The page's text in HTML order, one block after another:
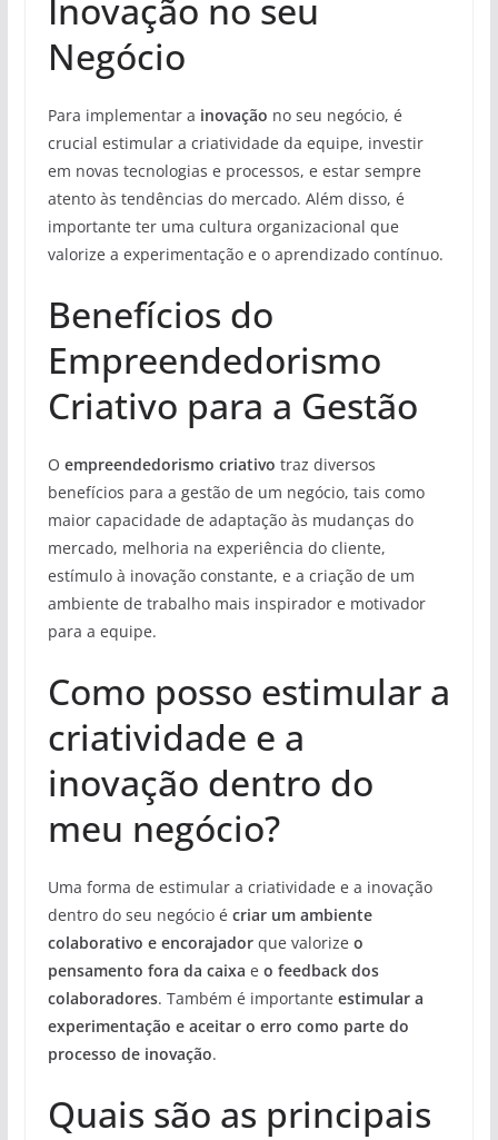
Inovação no seu
Negócio
Para implementar a inovação no seu negócio, é
crucial estimular a criatividade da equipe, investir
em novas tecnologias e processos, e estar sempre
atento às tendências do mercado. Além disso, é
importante ter uma cultura organizacional que
valorize a experimentação e o aprendizado contínuo.
Benefícios do
Empreendedorismo
Criativo para a Gestão
O empreendedorismo criativo traz diversos
benefícios para a gestão de um negócio, tais como
maior capacidade de adaptação às mudanças do
mercado, melhoria na experiência do cliente,
estímulo à inovação constante, e a criação de um
ambiente de trabalho mais inspirador e motivador
para a equipe.
Como posso estimular a
criatividade e a
inovação dentro do
meu negócio?
Uma forma de estimular a criatividade e a inovação
dentro do seu negócio é criar um ambiente
colaborativo e encorajadorque valorize o
pensamento fora da caixa e o feedback dos
colaboradores. Também é importante estimular a
experimentação e aceitar o erro como parte do
processo de inovação.
Quais são as principais